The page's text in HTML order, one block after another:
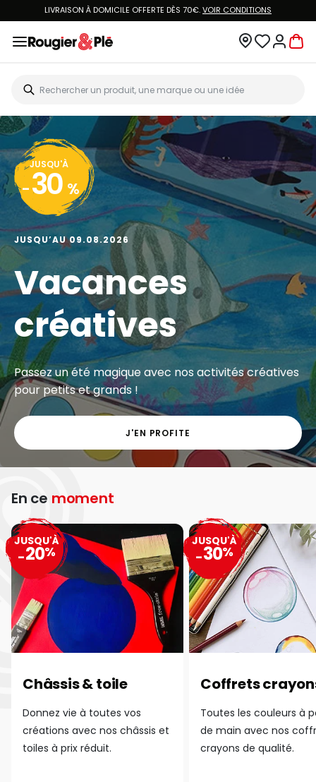
LIVRAISON À DOMICILE OFFERTE DÈS 70€.VOIR CONDITIONS
JUSQU'À
- 30 %
JUSQU’AU 09.08.2026
Vacances
créatives
Passez un été magique avec nos activités créatives
pour petits et grands !
J'EN PROFITE
En ce moment
Châssis & toile
Donnez vie à toutes vos
créations avec nos châssis et
toiles à prix réduit.
JUSQU'À
-20%
Coffrets
Toutes les couleurs à
de main avec nos
crayons de qualité.
JUSQU'À
-30%